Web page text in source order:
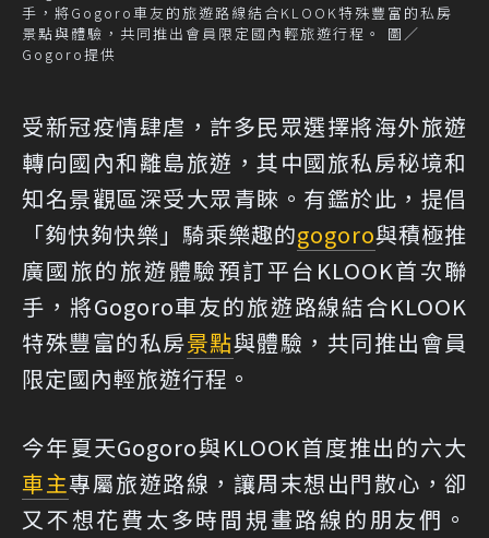
手，將Gogoro車友的旅遊路線結合KLOOK特殊豐富的私房
景點與體驗，共同推出會員限定國內輕旅遊行程。 圖／
Gogoro提供
受新冠疫情肆虐，許多民眾選擇將海外旅遊
轉向國內和離島旅遊，其中國旅私房秘境和
知名景觀區深受大眾青睞。有鑑於此，提倡
「夠快夠快樂」騎乘樂趣的gogoro與積極推
廣國旅的旅遊體驗預訂平台KLOOK首次聯
手，將Gogoro車友的旅遊路線結合KLOOK
特殊豐富的私房景點與體驗，共同推出會員
限定國內輕旅遊行程。
今年夏天Gogoro與KLOOK首度推出的六大
車主專屬旅遊路線，讓周末想出門散心，卻
又不想花費太多時間規畫路線的朋友們。